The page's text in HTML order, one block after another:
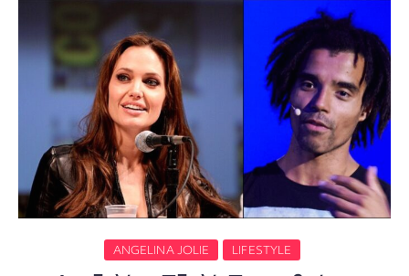
ANGELINA JOLIE LIFESTYLE